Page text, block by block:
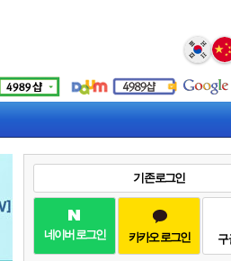
Select
기존 로그인
네이버 로그인 카카오 로그인 구